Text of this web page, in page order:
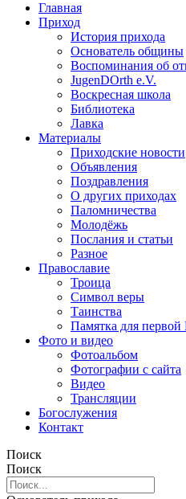
Главная
Приход
История прихода
Основатель общины
Воспоминания об
JugenDOrth e.V.
Воскресная школа
Библиотека
Лавка
Материалы
Приходские новости
Объявления
Поздравления
О других приходах
Паломничества
Молодёжь
Послания и статьи
Разное
Православие
Троица
Символ веры
Таинства
Памятка для первой
Фото и видео
Фотоальбом
Фотографии с сайта
Видео
Трансляции
Богослужения
Контакт
Поиск
Поиск